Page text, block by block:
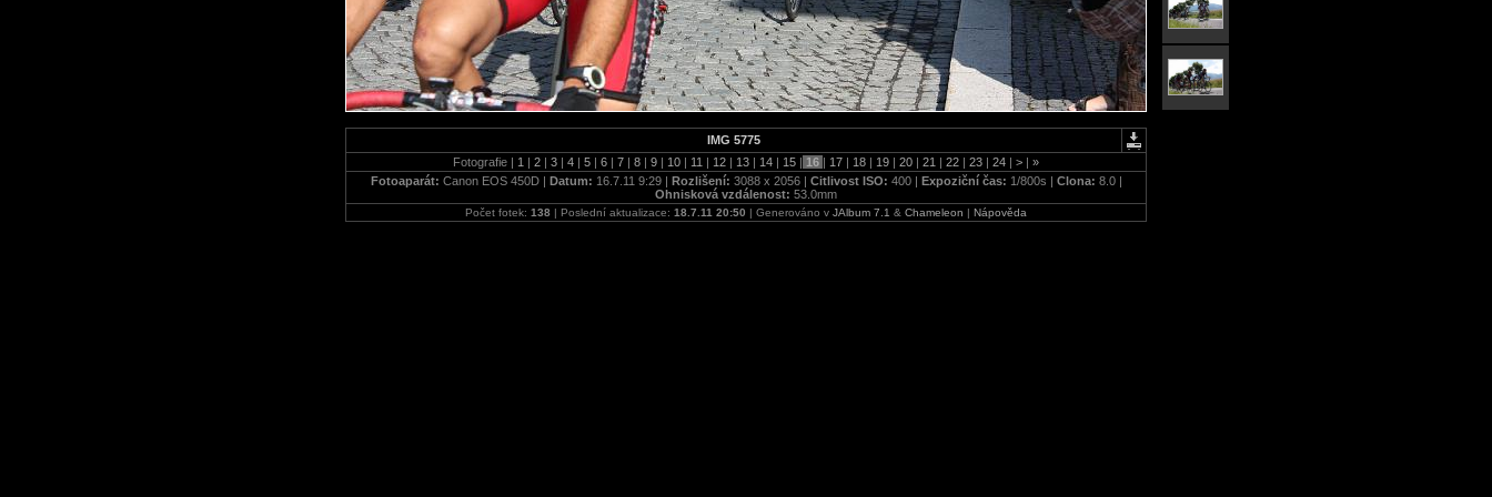
IMG 5775
Fotografie | 1 | 2 | 3 | 4 | 5 | 6 | 7 | 8 | 9 | 10 | 11 | 12 | 13 | 14 | 15 | 16 | 17 | 18 | 19 | 20 | 21 | 22 | 23 | 24 | > | »
Fotoaparát: Canon EOS 450D | Datum: 16.7.11 9:29 | Rozlišení: 3088 x 2056 | Citlivost ISO: 400 | Expoziční čas: 1/800s | Clona: 8.0 |
Ohnisková vzdálenost: 53.0mm
Počet fotek: 138 | Poslední aktualizace: 18.7.11 20:50 | Generováno v JAlbum 7.1 & Chameleon | Nápověda